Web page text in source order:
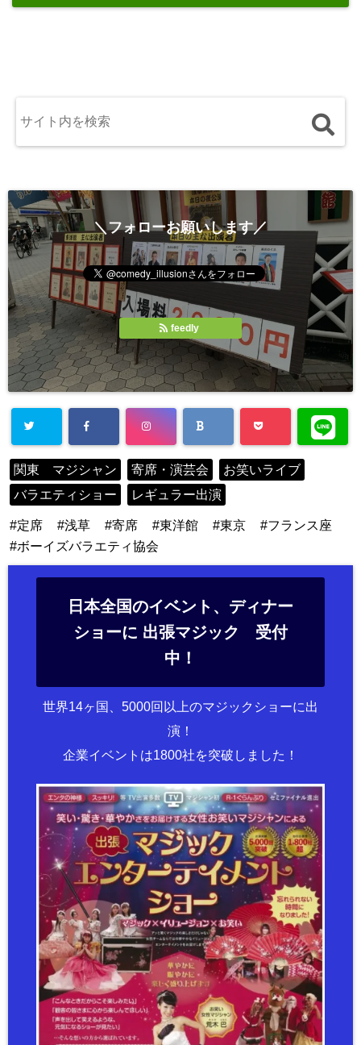
＼フォローお願いします／
feedly
関東 マジシャン 寄席・演芸会
お笑いライブ
バラエティショー
レギュラー出演
定席 浅草 寄席 東洋館 東京
フランス座
ボーイズバラエティ協会
日本全国のイベント、ディナー
ショーに 出張マジック 受付
中！
世界14ヶ国、5000回以上のマジックショーに出
演！
企業イベントは1800社を突破しました！